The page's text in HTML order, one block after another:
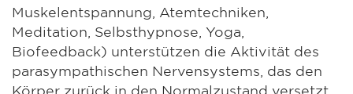
Muskelentspannung, Atemtechniken,
Meditation, Selbsthypnose, Yoga,
Biofeedback) unterstützen die Aktivität des
parasympathischen Nervensystems, das den
Körper zurück in den Normalzustand versetzt